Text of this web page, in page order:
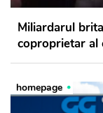
Miliardarul
coproprietar al
homepage